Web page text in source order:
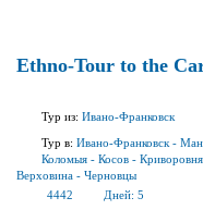
Ethno-Tour to the
Тур из: Ивано-Франковск
Тур в: Ивано-Франковск -
Коломыя - Косов - Криворовня
Верховина - Черновцы
4442
Дней: 5